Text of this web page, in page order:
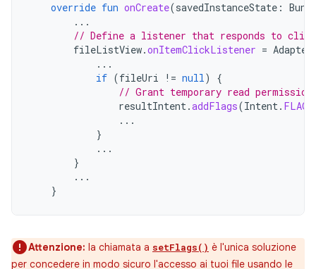
override fun onCreate(savedInstanceState :
...
// Define a listener that responds to
fileListView.onItemClickListener =
...
if (fileUri != null)
{
// Grant temporary read
resultIntent.addFlags(Intent.
...
}
...
}
...
}
Attenzione: la chiamata a setFlags() è l'unica soluzione
per concedere in modo sicuro l'accesso ai tuoi file usando le